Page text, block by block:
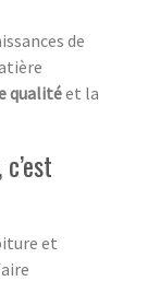
de
qualitéet la
et